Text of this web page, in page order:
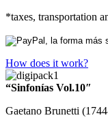
*taxes, transportation
How does it work?
“Sinfonías Vol.10″
Gaetano Brunetti